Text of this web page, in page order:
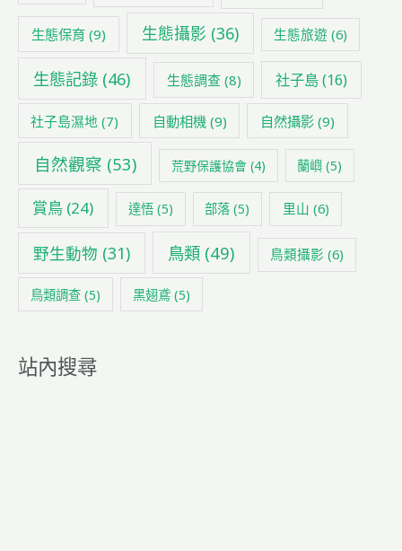
生態保育(9) 生態攝影 (36) 生態旅遊 (6)
生態記錄 (46) 生態調查(8) 社子島(16)
社子島濕地 (7) 自動相機(9) 自然攝影 (9)
自然觀察 (53) 荒野保護協會(4) 蘭嶼 (5)
賞鳥 (24) 達悟(5) 部落 (5) 里山 (6)
野生動物 (31) 鳥類 (49) 鳥類攝影 (6)
鳥類調查(5) 黑翅鳶(5)
站內搜尋